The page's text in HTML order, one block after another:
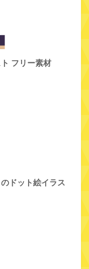
フリー素材
ドット絵イラス